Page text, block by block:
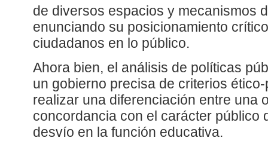
de diversos espacios y mecanismos
enunciando su posicionamiento
ciudadanos en lo público.
Ahora bien, el análisis de políticas
un gobierno precisa de criterios
realizar una diferenciación entre una
concordancia con el carácter público
desvío en la función educativa.